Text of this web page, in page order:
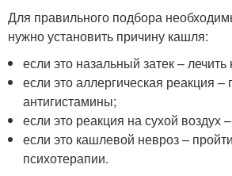
Для правильного подбора
нужно установить причину кашля:
если это назальный затек – лечить
если это аллергическая реакция –
антигистамины;
если это реакция на сухой воздух
если это кашлевой невроз –
психотерапии.